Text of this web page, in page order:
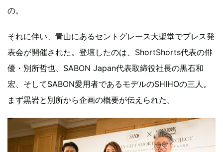
の。
それに伴い、青山にあるセントグレース大聖堂でプレス発
表会が開催された。登壇したのは、ShortShorts代表の俳
優・別所哲也、SABON Japan代表取締役社長の黒石和
宏、そしてSABON愛用者であるモデルのSHIHOの三人。
まず黒岩と別所から企画の概要が伝えられた。